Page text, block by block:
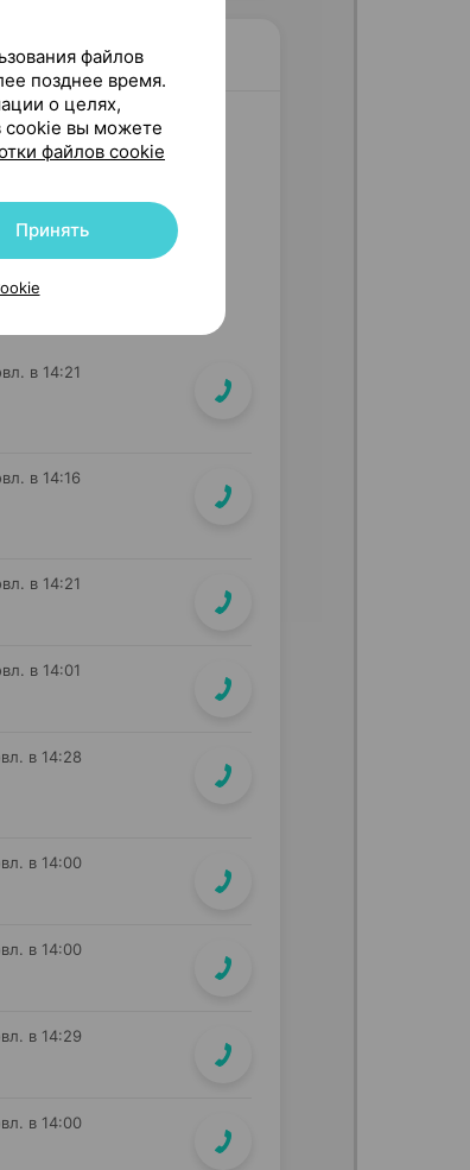
в 14:21
в 14:16
в 14:21
в 14:01
в 14:28
в 14:00
в 14:00
в 14:29
в 14:00
файлов
позднее время.
о целях,
cookie вы можете
файлов cookie
Принять